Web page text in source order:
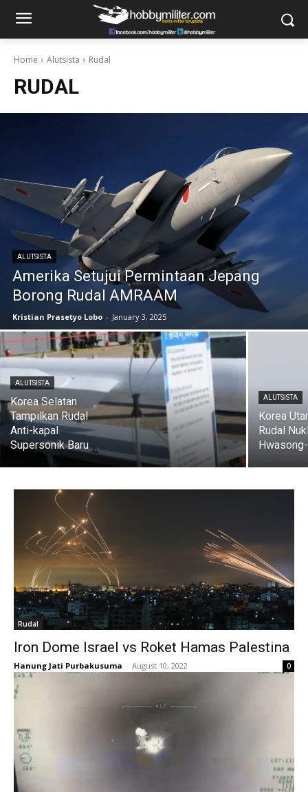
Home Alutsista Rudal
RUDAL
ALUTSISTA
Amerika Setujui Permintaan Jepang
Borong Rudal AMRAAM
Kristian Prasetyo Lobo - January 3, 2025
ALUTSISTA
Korea Selatan
Tampilkan Rudal
Anti-kapal
Supersonik Baru
ALUTSISTA
Korea
Rudal
Rudal
Iron Dome Israel vs Roket Hamas Palestina
Hanung Jati Purbakusuma - August 10, 2022 0